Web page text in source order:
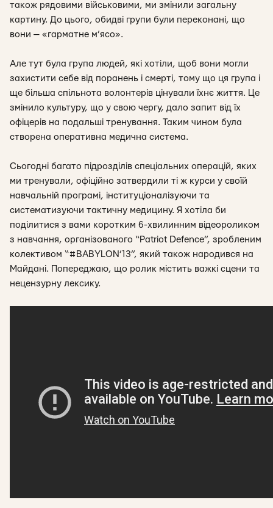
також рядовими військовими, ми змінили загальну
картину. До цього, обидві групи були переконані, що
вони — «гарматне м’ясо».
Але тут була група людей, які хотіли, щоб вони могли
захистити себе від поранень і смерті, тому що ця група і
ще більша спільнота волонтерів цінували їхнє життя. Це
змінило культуру, що у свою чергу, дало запит від їх
офіцерів на подальші тренування. Таким чином була
створена оперативна медична система.
Сьогодні багато підрозділів спеціальних операцій, яких
ми тренували, офіційно затвердили ті ж курси у своїй
навчальній програмі, інституціоналізуючи та
систематизуючи тактичну медицину. Я хотіла би
поділитися з вами коротким 6-хвилинним відеороликом
з навчання, організованого “Patriot Defence”, зробленим
колективом “#BABYLON’13”, який також народився на
Майдані. Попереджаю, що ролик містить важкі сцени та
нецензурну лексику.